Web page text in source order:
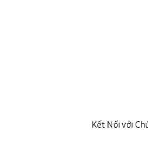
Kết Nối với